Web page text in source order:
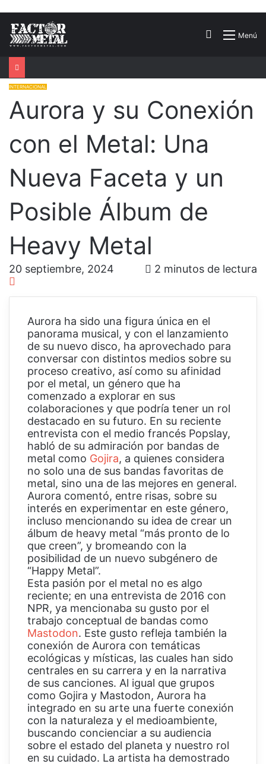
Menú
Buscar
INTERNACIONAL
Aurora y su Conexión
con el Metal: Una
Nueva Faceta y un
Posible Álbum de
Heavy Metal
20 septiembre, 2024 2 minutos de lectura
Aurora ha sido una figura única en el
panorama musical, y con el lanzamiento
de su nuevo disco, ha aprovechado para
conversar con distintos medios sobre su
proceso creativo, así como su afinidad
por el metal, un género que ha
comenzado a explorar en sus
colaboraciones y que podría tener un rol
destacado en su futuro. En su reciente
entrevista con el medio francés Popslay,
habló de su admiración por bandas de
metal como Gojira, a quienes considera
no solo una de sus bandas favoritas de
metal, sino una de las mejores en general.
Aurora comentó, entre risas, sobre su
interés en experimentar en este género,
incluso mencionando su idea de crear un
álbum de heavy metal “más pronto de lo
que creen”, y bromeando con la
posibilidad de un nuevo subgénero de
“Happy Metal”.
Esta pasión por el metal no es algo
reciente; en una entrevista de 2016 con
NPR, ya mencionaba su gusto por el
trabajo conceptual de bandas como
Mastodon. Este gusto refleja también la
conexión de Aurora con temáticas
ecológicas y místicas, las cuales han sido
centrales en su carrera y en la narrativa
de sus canciones. Al igual que grupos
como Gojira y Mastodon, Aurora ha
integrado en su arte una fuerte conexión
con la naturaleza y el medioambiente,
buscando concienciar a su audiencia
sobre el estado del planeta y nuestro rol
en su cuidado. La artista ha demostrado